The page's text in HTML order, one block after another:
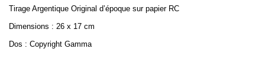
-
Argentique
Original
Tirage Argentique Original d’époque sur papier RC
Dimensions : 26 x 17 cm
Dos : Copyright Gamma